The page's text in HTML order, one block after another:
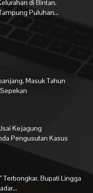
di Bintan,
Puluhan...
Masuk Tahun
Kejagung
Pengusutan Kasus
Terbongkar, Bupati Lingga